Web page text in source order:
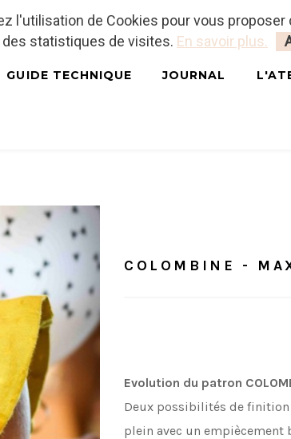
GUIDE TECHNIQUE JOURNAL
COLOMBINE -
Evolution du patron
Deux possibilités de
plein avec un empiècement
l'utilisation de Cookies pour vous
statistiques de visites. En savoir plus.